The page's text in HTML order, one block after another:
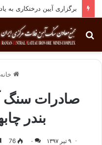
برگزاری آیین درختکاری به یاد ۲۵۸شهید شهرستان بافق
جستجو
برای
خانه
صادرات سنگ
بندر
۹ تیر ۱۳۹۷ ۰ 76